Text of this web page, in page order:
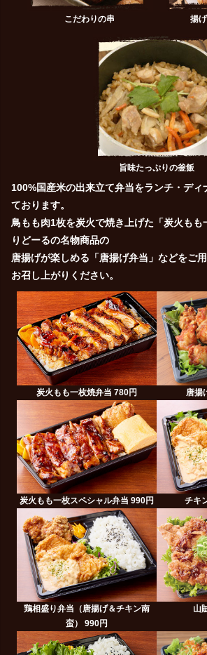
こだわりの串 揚
旨味たっぷりの釜飯
100%国産米の出来立て弁当をランチ・ディ
ております。
鳥もも肉1枚を炭火で焼き上げた「炭火もも
りどーるの名物商品の
唐揚げが楽しめる「唐揚げ弁当」などをご
お召し上がりください。
炭火もも一枚焼弁当 780円 唐揚
炭火もも一枚スペシャル弁当 990円 チキ
鶏相盛り弁当（唐揚げ＆チキン南
蛮） 990円
山